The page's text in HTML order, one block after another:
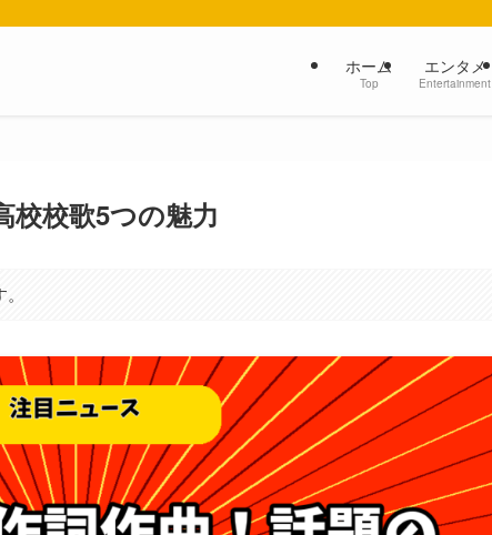
ホーム
Top
エンタメ
Entertainment
校校歌5つの魅力